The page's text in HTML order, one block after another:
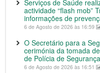
Serviços de Saúde
actividade “flash mob”
informações de
6 de Agosto de 2026 às 16:59
O Secretário para a
cerimónia da tomada
de Polícia de
6 de Agosto de 2026 às 16:51